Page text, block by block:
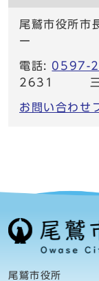
尾鷲市役所市
ー
電話: 0597-
2631 三重
お問い合わせ
尾鷲市役所